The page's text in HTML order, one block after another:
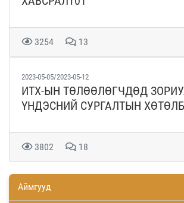
3254 13
2023-05-05/2023-05-12
ИТХ-ЫН ТӨЛӨӨЛӨГЧДӨД
ҮНДЭСНИЙ СУРГАЛТЫН
3802 18
Аймгууд